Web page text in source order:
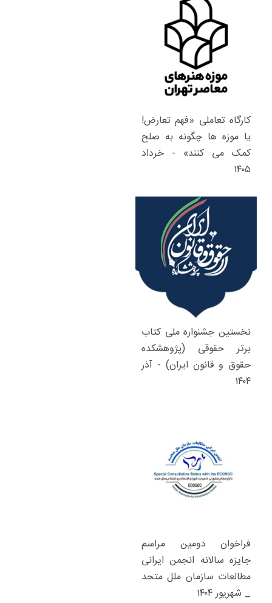
کارگاه تعاملی «فهم تعارض!
یا موزه ها چگونه به صلح
کمک می کنند» - خرداد
۱۴۰۵
نخستین جشنواره ملی کتاب
برتر حقوقی (پژوهشکده
حقوق و قانون ایران) - آذر
۱۴۰۴
فراخوان دومین مراسم
جایزه سالانه انجمن ایرانی
مطالعات سازمان ملل متحد
_ شهریور ۱۴۰۴